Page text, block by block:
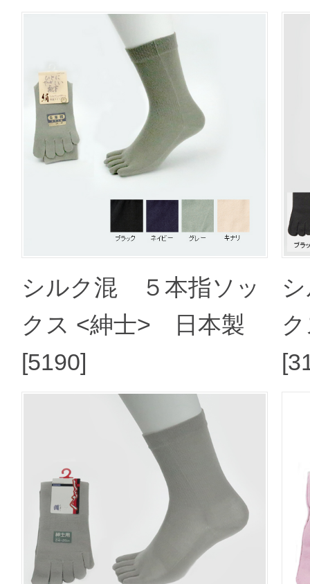
シルク混 ５本指ソッ
クス <紳士> 日本製
[5190]